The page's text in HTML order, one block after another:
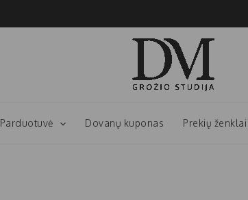
Parduotuvė Dovanų kuponas Prekių ženklai